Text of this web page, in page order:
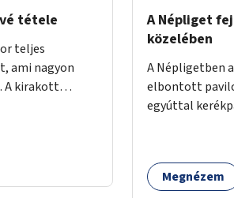
tétele
teljes
ami nagyon
A kirakott
megoldható, át
oldalára,
A Népliget
közelében
A Népligetben
elbontott
egyúttal
Megnézem